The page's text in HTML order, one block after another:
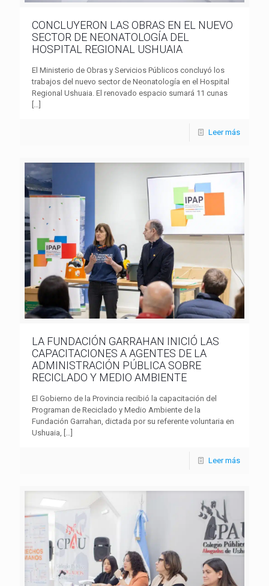
CONCLUYERON LAS OBRAS EN EL NUEVO
SECTOR DE NEONATOLOGÍA DEL
HOSPITAL REGIONAL USHUAIA
El Ministerio de Obras y Servicios Públicos concluyó los
trabajos del nuevo sector de Neonatología en el Hospital
Regional Ushuaia. El renovado espacio sumará 11 cunas
[…]
Leer más
LA FUNDACIÓN GARRAHAN INICIÓ LAS
CAPACITACIONES A AGENTES DE LA
ADMINISTRACIÓN PÚBLICA SOBRE
RECICLADO Y MEDIO AMBIENTE
El Gobierno de la Provincia recibió la capacitación del
Programan de Reciclado y Medio Ambiente de la
Fundación Garrahan, dictada por su referente voluntaria en
Ushuaia, […]
Leer más